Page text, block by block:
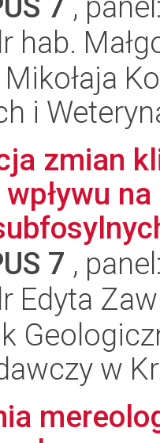
hab.
i
zmian
7 ,
Edyta
w